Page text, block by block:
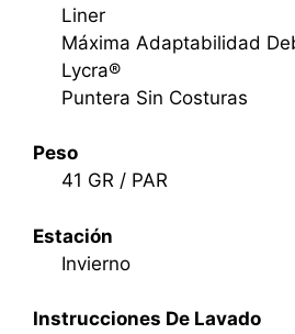
Liner
Máxima Adaptabilidad
Lycra®
Puntera Sin Costuras
Peso
41 GR / PAR
Estación
Invierno
Instrucciones De Lavado